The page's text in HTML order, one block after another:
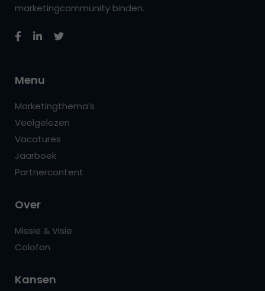
marketingcommunity binden.
Menu
Marketingthema’s
Veelgelezen
Vacatures
Jaarboek
Partnercontent
Over
Missie & Visie
Colofon
Kansen